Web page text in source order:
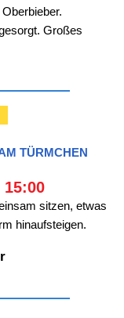
Großes
TÜRMCHEN
15:00
sitzen, etwas
hinaufsteigen.